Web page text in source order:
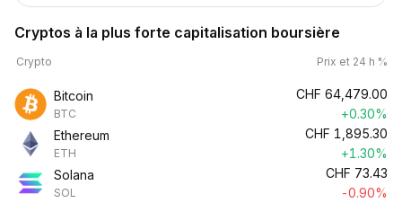
Cryptos à la plus forte capitalisation boursière
Crypto Prix et 24 h %
Bitcoin
BTC
CHF 64,479.00
+0.30%
Ethereum
ETH
CHF 1,895.30
+1.30%
Solana
SOL
CHF 73.43
-0.90%